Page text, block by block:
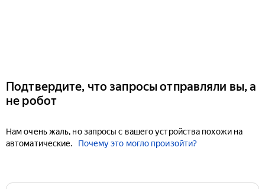
Подтвердите, что запросы отправляли вы, а
не робот
Нам очень жаль, но запросы с вашего устройства похожи на
автоматические.
Почему это могло произойти?